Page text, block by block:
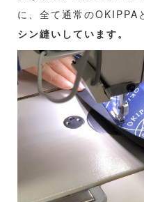
に、全て通常のOKIPPA
シン縫いしています。